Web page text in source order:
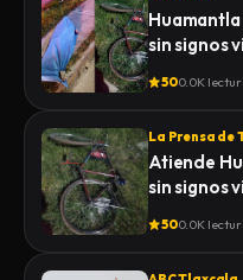
sin signos
500.0K
La Prensa de
Atiende
sin signos
500.0K